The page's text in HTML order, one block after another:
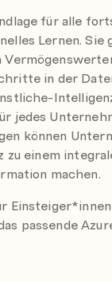
für alle
Lernen. Sie
in der
jedes
können
zu einem
machen.
passende